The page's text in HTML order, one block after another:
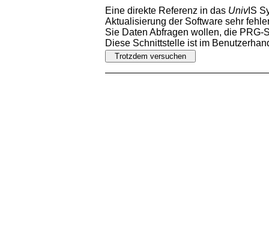
Eine direkte Referenz in das UnivIS
Aktualisierung der Software sehr
Sie Daten Abfragen wollen, die PRG-
Diese Schnittstelle ist im